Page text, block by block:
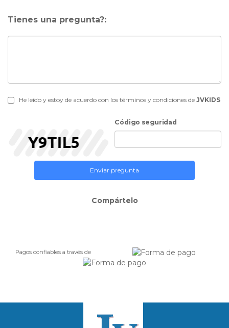
Tienes una pregunta?:
He leído y estoy de acuerdo con los términos y condiciones de JVKIDS
Código seguridad
Enviar pregunta
Compártelo
Pagos confiables a través de